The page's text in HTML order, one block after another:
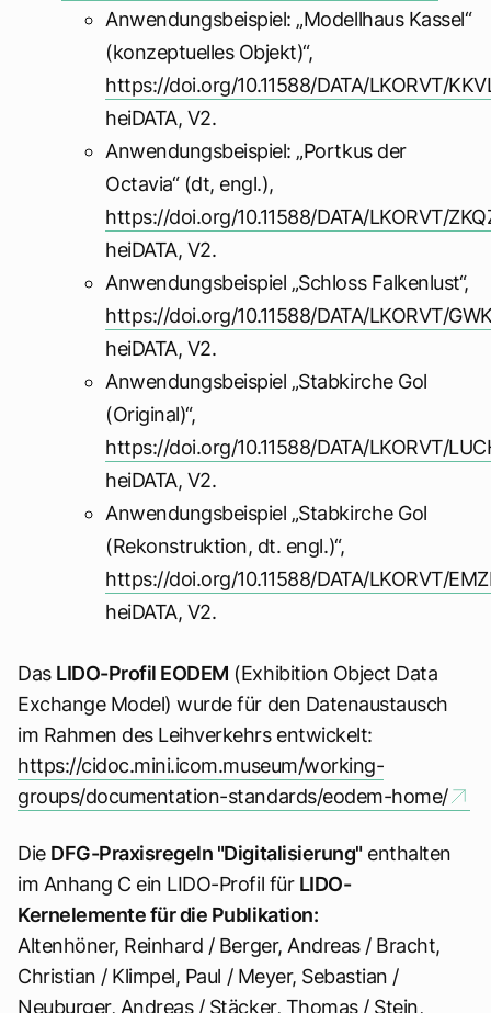
Anwendungsbeispiel: „Modellhaus Kassel“
(konzeptuelles Objekt)“,
https://doi.org/10.11588/DATA/LKORVT/
heiDATA, V2.
Anwendungsbeispiel: „Portkus der
Octavia“ (dt, engl.),
https://doi.org/10.11588/DATA/LKORVT/
heiDATA, V2.
Anwendungsbeispiel „Schloss Falkenlust“,
https://doi.org/10.11588/DATA/LKORVT/
heiDATA, V2.
Anwendungsbeispiel „Stabkirche Gol
(Original)“,
https://doi.org/10.11588/DATA/LKORVT/
heiDATA, V2.
Anwendungsbeispiel „Stabkirche Gol
(Rekonstruktion, dt. engl.)“,
https://doi.org/10.11588/DATA/LKORVT/
heiDATA, V2.
Das LIDO-Profil EODEM (Exhibition Object Data
Exchange Model) wurde für den Datenaustausch
im Rahmen des Leihverkehrs entwickelt:
https://cidoc.mini.icom.museum/working-
groups/documentation-standards/eodem-home/
Die DFG-Praxisregeln "Digitalisierung" enthalten
im Anhang C ein LIDO-Profil für LIDO-
Kernelemente für die Publikation:
Altenhöner, Reinhard / Berger, Andreas / Bracht,
Christian / Klimpel, Paul / Meyer, Sebastian /
Neuburger, Andreas / Stäcker, Thomas / Stein,